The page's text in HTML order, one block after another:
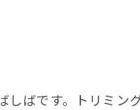
ばです。トリミン